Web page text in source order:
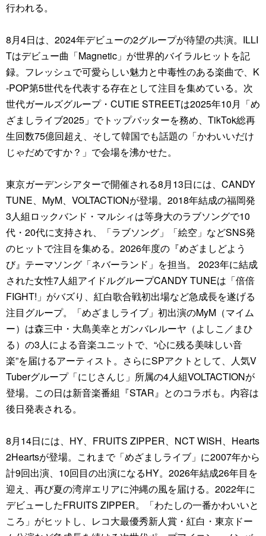
行われる。
8月4日は、2024年デビューの2グループが待望の共演。ILLI
Tはデビュー曲「Magnetic」が世界的バイラルヒットを記
録。フレッシュで可愛らしい魅力と中毒性のある楽曲で、K
-POP第5世代を代表する存在として注目を集めている。次
世代ガールズグループ・CUTIE STREETは2025年10月「め
ざましライブ2025」でトップバッターを務め、TikTok総再
生回数75億回超え、そして韓国でも話題の「かわいいだけ
じゃだめですか？」で会場を沸かせた。
東京ガーデンシアターで開催される8月13日には、CANDY
TUNE、MyM、VOLTACTIONが登場。2018年結成の福岡発
3人組ロックバンド・マルシィは等身大のラブソングで10
代・20代に支持され、「ラブソング」「絵空」などSNS発
のヒットで注目を集める。2026年度の『めざましどよう
び』テーマソング「ネバーランド」を担当。 2023年に結成
された女性7人組アイドルグループCANDY TUNEは「倍倍
FIGHT!」がバズり、紅白歌合戦初出場など急成長を遂げる
注目グループ。「めざましライブ」初出演のMyM（マイム
ー）は森三中・大島美幸とガンバレルーヤ（よしこ／まひ
る）の3人による音楽ユニットで、“心に残る美味しい音
楽”を届けるアーティスト。さらにSPアクトとして、人気V
Tuberグループ「にじさんじ」所属の4人組VOLTACTIONが
登場。この日は新音楽番組『STAR』とのコラボも。内容は
後日発表される。
8月14日には、HY、FRUITS ZIPPER、NCT WISH、Hearts
2Heartsが登場。これまで「めざましライブ」に2007年から
計9回出演、10回目の出演になるHY。2026年結成26年目を
迎え、再び夏の湾岸エリアに沖縄の風を届ける。2022年に
デビューしたFRUITS ZIPPER。「わたしの一番かわいいと
ころ」がヒットし、レコ大最優秀新人賞・紅白・東京ドー